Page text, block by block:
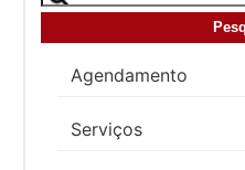
Agendamento
Serviços